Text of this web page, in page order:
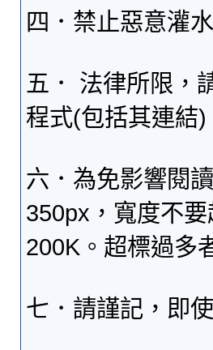
四．禁止惡意灌
五． 法律所限，
程式(包括其連結
六．為免影響閱
350px，寬度不
200K。超標過多
七．請謹記，即